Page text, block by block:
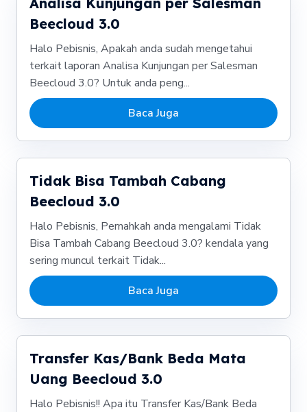
Beecloud 3.0
Halo Pebisnis, Apakah anda sudah mengetahui
terkait laporan Analisa Kunjungan per Salesman
Beecloud 3.0? Untuk anda peng...
Baca Juga
Tidak Bisa Tambah Cabang
Beecloud 3.0
Halo Pebisnis, Pernahkah anda mengalami Tidak
Bisa Tambah Cabang Beecloud 3.0? kendala yang
sering muncul terkait Tidak...
Baca Juga
Transfer Kas/Bank Beda Mata
Uang Beecloud 3.0
Halo Pebisnis!! Apa itu Transfer Kas/Bank Beda